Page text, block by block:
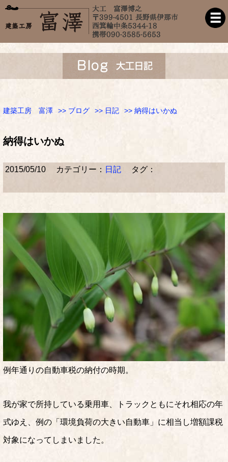
建築工房 富澤 >> ブログ >> 日記 >> 納得はいかぬ
納得はいかぬ
2015/05/10 カテゴリー： 日記 タグ：
例年通りの自動車税の納付の時期。
我が家で所持している乗用車、トラックともにそれ相応の年
式ゆえ、例の「環境負荷の大きい自動車」に相当し増額課税
対象になってしまいました。